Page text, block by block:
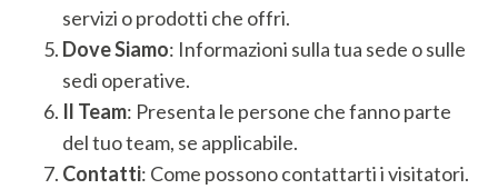
servizi o prodotti che offri.
Dove Siamo: Informazioni sulla tua sede o sulle
sedi operative.
Il Team: Presenta le persone che fanno parte
del tuo team, se applicabile.
Contatti: Come possono contattarti i visitatori.